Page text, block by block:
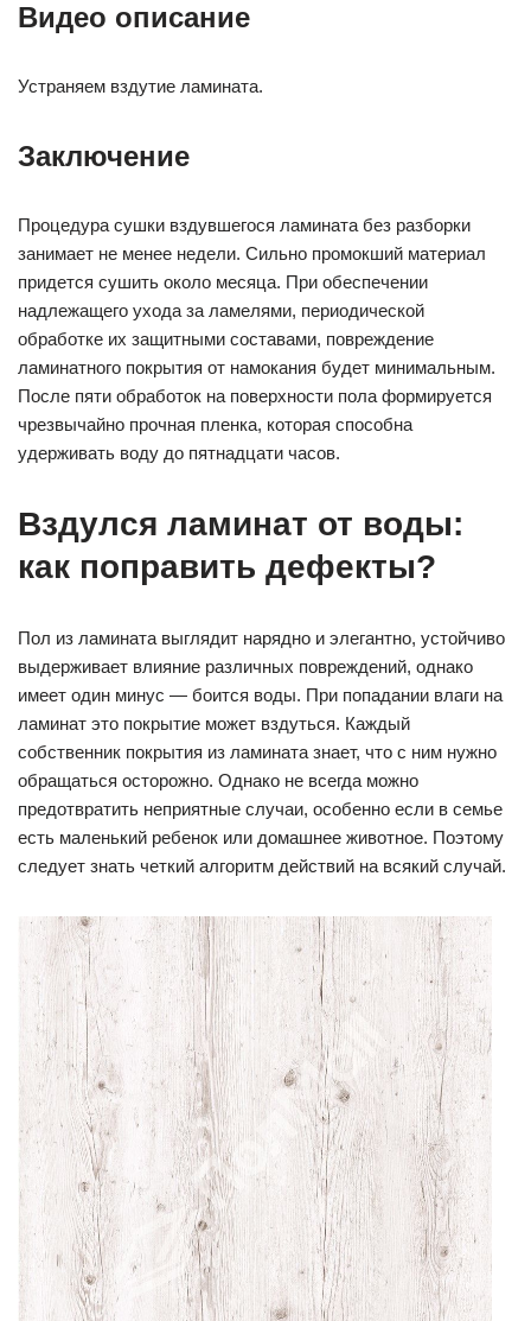
Видео описание
Устраняем вздутие ламината.
Заключение
Процедура сушки вздувшегося ламината без разборки
занимает не менее недели. Сильно промокший материал
придется сушить около месяца. При обеспечении
надлежащего ухода за ламелями, периодической
обработке их защитными составами, повреждение
ламинатного покрытия от намокания будет минимальным.
После пяти обработок на поверхности пола формируется
чрезвычайно прочная пленка, которая способна
удерживать воду до пятнадцати часов.
Вздулся ламинат от воды:
как поправить дефекты?
Пол из ламината выглядит нарядно и элегантно, устойчиво
выдерживает влияние различных повреждений, однако
имеет один минус — боится воды. При попадании влаги на
ламинат это покрытие может вздуться. Каждый
собственник покрытия из ламината знает, что с ним нужно
обращаться осторожно. Однако не всегда можно
предотвратить неприятные случаи, особенно если в семье
есть маленький ребенок или домашнее животное. Поэтому
следует знать четкий алгоритм действий на всякий случай.